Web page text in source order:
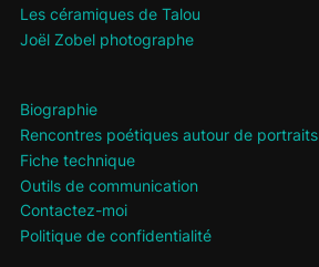
Les céramiques de Talou
Joël Zobel photographe
Biographie
Rencontres poétiques autour de portraits
Fiche technique
Outils de communication
Contactez-moi
Politique de confidentialité